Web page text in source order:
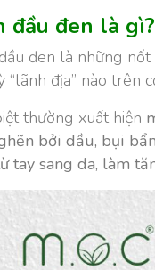
đầu đen là gì?
đen là những
“lãnh địa” nào trên
thường xuất hiện
bởi dầu, bụi
tay sang da, làm